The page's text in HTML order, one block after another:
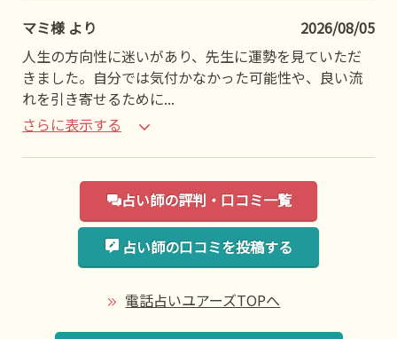
マミ様 より
2026/08/05
人生の方向性に迷いがあり、先生に運勢を見ていただ
きました。自分では気付かなかった可能性や、良い流
れを引き寄せるために...
さらに表示する
占い師の評判・口コミ一覧
占い師の口コミを投稿する
電話占いユアーズTOPへ